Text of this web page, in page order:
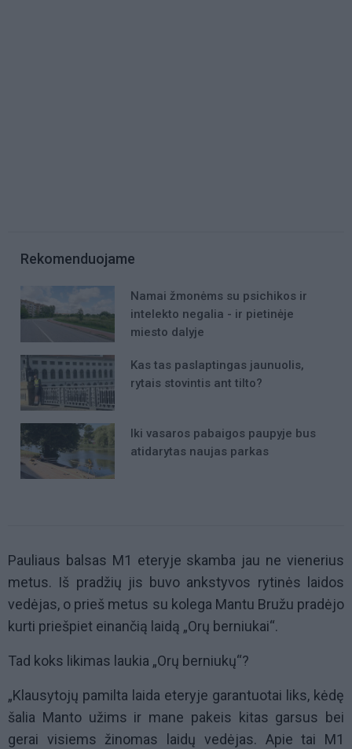
Rekomenduojame
Namai žmonėms su psichikos ir
intelekto negalia - ir pietinėje
miesto dalyje
Kas tas paslaptingas jaunuolis,
rytais stovintis ant tilto?
Iki vasaros pabaigos paupyje bus
atidarytas naujas parkas
Pauliaus balsas M1 eteryje skamba jau ne vienerius
metus. Iš pradžių jis buvo ankstyvos rytinės laidos
vedėjas, o prieš metus su kolega Mantu Bružu pradėjo
kurti priešpiet einančią laidą „Orų berniukai“.
Tad koks likimas laukia „Orų berniukų“?
„Klausytojų pamilta laida eteryje garantuotai liks, kėdę
šalia Manto užims ir mane pakeis kitas garsus bei
gerai visiems žinomas laidų vedėjas. Apie tai M1